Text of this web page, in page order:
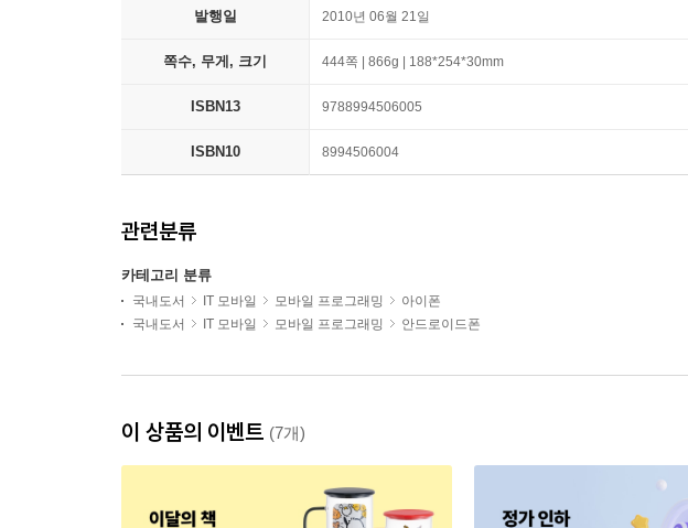
발행일 2010년 06월 21일
쪽수, 무게, 크기 444쪽 | 866g | 188*254*30mm
ISBN13 9788994506005
ISBN10 8994506004
관련분류
카테고리 분류
국내도서 IT 모바일 모바일 프로그래밍
아이폰
국내도서
IT 모바일 모바일 프로그래밍 안드로이드폰
이 상품의 이벤트 (7개)